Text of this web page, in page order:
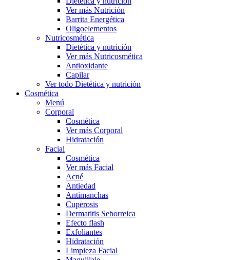
Ver más Nutrición
Barrita Energética
Oligoelementos
Nutricosmética
Dietética y nutrición
Ver más Nutricosmética
Antioxidante
Capilar
Ver todo Dietética y nutrición
Cosmética
Menú
Corporal
Cosmética
Ver más Corporal
Hidratación
Facial
Cosmética
Ver más Facial
Acné
Antiedad
Antimanchas
Cuperosis
Dermatitis Seborreica
Efecto flash
Exfoliantes
Hidratación
Limpieza Facial